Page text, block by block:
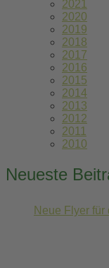
2021
2020
2019
2018
2017
2016
2015
2014
2013
2012
2011
2010
Neueste
Neue Flyer für